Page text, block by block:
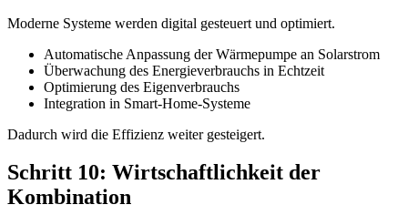
Moderne Systeme werden digital gesteuert und optimiert.
Automatische Anpassung der Wärmepumpe an Solarstrom
Überwachung des Energieverbrauchs in Echtzeit
Optimierung des Eigenverbrauchs
Integration in Smart-Home-Systeme
Dadurch wird die Effizienz weiter gesteigert.
Schritt 10: Wirtschaftlichkeit der
Kombination